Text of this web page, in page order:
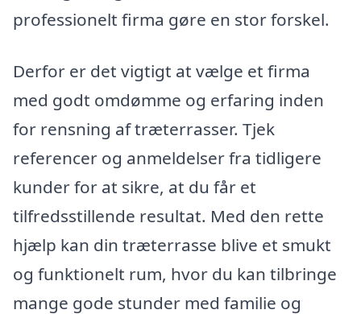
professionelt firma gøre en stor forskel.
Derfor er det vigtigt at vælge et firma
med godt omdømme og erfaring inden
for rensning af træterrasser. Tjek
referencer og anmeldelser fra tidligere
kunder for at sikre, at du får et
tilfredsstillende resultat. Med den rette
hjælp kan din træterrasse blive et smukt
og funktionelt rum, hvor du kan tilbringe
mange gode stunder med familie og